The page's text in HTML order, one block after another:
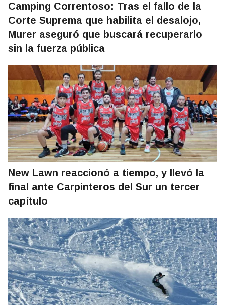
Camping Correntoso: Tras el fallo de la
Corte Suprema que habilita el desalojo,
Murer aseguró que buscará recuperarlo
sin la fuerza pública
New Lawn reaccionó a tiempo, y llevó la
final ante Carpinteros del Sur un tercer
capítulo